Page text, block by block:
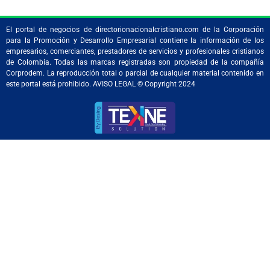
El portal de negocios de directorionacionalcristiano.com de la Corporación
para la Promoción y Desarrollo Empresarial contiene la información de los
empresarios, comerciantes, prestadores de servicios y profesionales cristianos
de Colombia. Todas las marcas registradas son propiedad de la compañía
Corprodem. La reproducción total o parcial de cualquier material contenido en
este portal está prohibido. AVISO LEGAL © Copyright 2024